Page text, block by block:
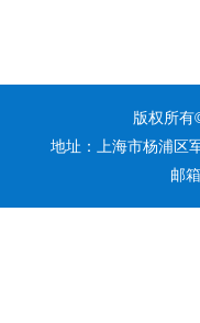
版权所
地址：上海市杨浦区
邮